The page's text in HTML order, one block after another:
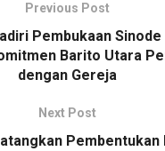
Previous Post
Pembukaan Sinode
Barito Utara
dengan Gereja
Next Post
Pembentukan